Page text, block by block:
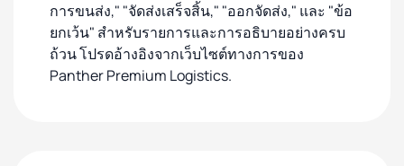
การขนส่ง," "จัดส่งเสร็จสิ้น," "ออกจัดส่ง," และ "ข้อ
ยกเว้น" สำหรับรายการและการอธิบายอย่างครบ
ถ้วน โปรดอ้างอิงจากเว็บไซต์ทางการของ
Panther Premium Logistics.